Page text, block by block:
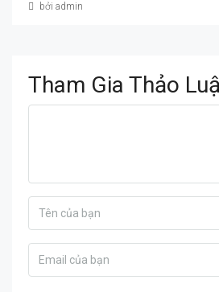
bởi admin
Tham Gia Thảo